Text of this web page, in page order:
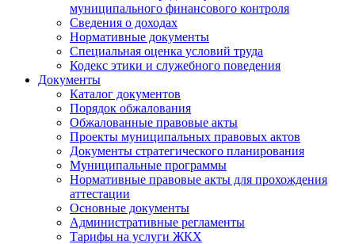
муниципального финансового контроля
Сведения о доходах
Нормативные документы
Специальная оценка условий труда
Кодекс этики и служебного поведения
Документы
Каталог документов
Порядок обжалования
Обжалованные правовые акты
Проекты муниципальных правовых актов
Документы стратегического планирования
Муниципальные программы
Нормативные правовые акты для прохождения
аттестации
Основные документы
Административные регламенты
Тарифы на услуги ЖКХ